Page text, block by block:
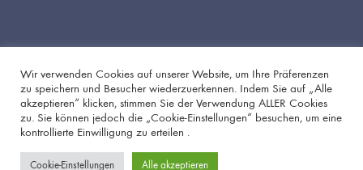
FacebookInstagram
Wir verwenden Cookies auf unserer Website, um Ihre Präferenzen
zu speichern und Besucher wiederzuerkennen. Indem Sie auf „Alle
akzeptieren“ klicken, stimmen Sie der Verwendung ALLER Cookies
zu. Sie können jedoch die „Cookie-Einstellungen“ besuchen, um eine
kontrollierte Einwilligung zu erteilen .
Cookie-Einstellungen Alle akzeptieren